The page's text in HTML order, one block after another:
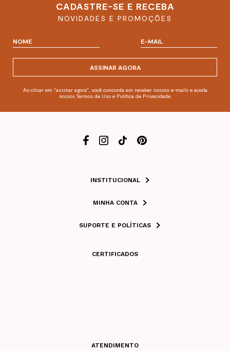
CADASTRE-SE E RECEBA
NOVIDADES E PROMOÇÕES
ASSINAR AGORA
Ao clicar em "assinar agora", você concorda em receber nossos e-mails e aceita
nossos Termos de Uso e Política de Privacidade.
INSTITUCIONAL
MINHA CONTA
SUPORTE E POLÍTICAS
CERTIFICADOS
ATENDIMENTO